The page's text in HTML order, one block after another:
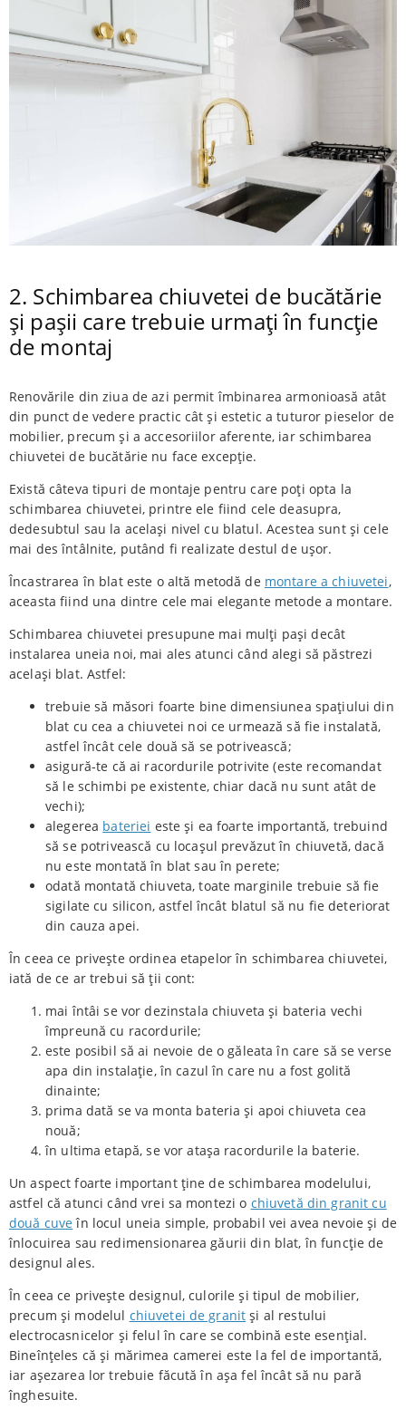
2. Schimbarea chiuvetei de bucătărie
și pașii care trebuie urmați în funcție
de montaj
Renovările din ziua de azi permit îmbinarea armonioasă atât
din punct de vedere practic cât și estetic a tuturor pieselor de
mobilier, precum și a accesoriilor aferente, iar schimbarea
chiuvetei de bucătărie nu face excepție.
Există câteva tipuri de montaje pentru care poți opta la
schimbarea chiuvetei, printre ele fiind cele deasupra,
dedesubtul sau la același nivel cu blatul. Acestea sunt și cele
mai des întâlnite, putând fi realizate destul de ușor.
Încastrarea în blat este o altă metodă de montare a chiuvetei,
aceasta fiind una dintre cele mai elegante metode a montare.
Schimbarea chiuvetei presupune mai mulți pași decât
instalarea uneia noi, mai ales atunci când alegi să păstrezi
același blat. Astfel:
trebuie să măsori foarte bine dimensiunea spațiului din
blat cu cea a chiuvetei noi ce urmează să fie instalată,
astfel încât cele două să se potrivească;
asigură-te că ai racordurile potrivite (este recomandat
să le schimbi pe existente, chiar dacă nu sunt atât de
vechi);
alegerea bateriei este și ea foarte importantă, trebuind
să se potrivească cu locașul prevăzut în chiuvetă, dacă
nu este montată în blat sau în perete;
odată montată chiuveta, toate marginile trebuie să fie
sigilate cu silicon, astfel încât blatul să nu fie deteriorat
din cauza apei.
În ceea ce privește ordinea etapelor în schimbarea chiuvetei,
iată de ce ar trebui să ții cont:
mai întâi se vor dezinstala chiuveta și bateria vechi
împreună cu racordurile;
este posibil să ai nevoie de o găleata în care să se verse
apa din instalație, în cazul în care nu a fost golită
dinainte;
prima dată se va monta bateria și apoi chiuveta cea
nouă;
în ultima etapă, se vor atașa racordurile la baterie.
Un aspect foarte important ține de schimbarea modelului,
astfel că atunci când vrei sa montezi o chiuvetă din granit cu
două cuveîn locul uneia simple, probabil vei avea nevoie și de
înlocuirea sau redimensionarea găurii din blat, în funcție de
designul ales.
În ceea ce privește designul, culorile și tipul de mobilier,
precum și modelul chiuvetei de granit și al restului
electrocasnicelor și felul în care se combină este esențial.
Bineînțeles că și mărimea camerei este la fel de importantă,
iar așezarea lor trebuie făcută în așa fel încât să nu pară
înghesuite.